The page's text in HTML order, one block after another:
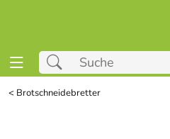
< Brotschneidebretter